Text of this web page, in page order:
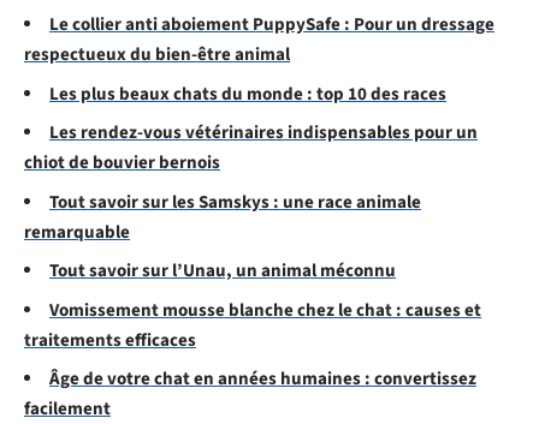
Le collier anti aboiement PuppySafe : Pour un dressage
respectueux du bien-être animal
Les plus beaux chats du monde : top 10 des races
Les rendez-vous vétérinaires indispensables pour un
chiot de bouvier bernois
Tout savoir sur les Samskys : une race animale
remarquable
Tout savoir sur l’Unau, un animal méconnu
Vomissement mousse blanche chez le chat : causes et
traitements efficaces
Âge de votre chat en années humaines : convertissez
facilement